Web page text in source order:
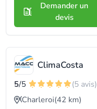
Demander un
devis
ClimaCosta
5/5
(5 avis)
Charleroi(42 km)